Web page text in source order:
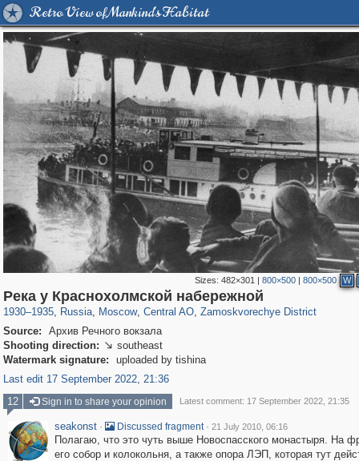
Retro View of Mankind's Habitat
Sizes: 482×301 | 800×500| 800×500 W
Река у Краснохолмской набережной
1930–1935, Russia
1,406,871 29,248
, Moscow
319,861 8,286
, Central AO
160,009 5,916
, Zamoskvorechye District
6,190 211
Source:
Архив Речного вокзала
Shooting direction:  southeast
Watermark signature:
uploaded by tishina
Last edit 17 September 2022, 21:36
12
Sign in to share your opinion Latest comment: 17 September 2022, 21:35
seakonst · Discussed fragment · 21 July 2010, 06:16
Полагаю, что это чуть выше Новоспасского монастыря. На
его собор и колокольня, а также опора ЛЭП, которая тут